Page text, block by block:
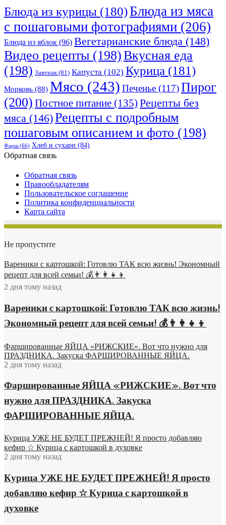
Блюда из курицы (180)Блюда из мяса
с пошаговыми фотографиями (206)
Блюда из яблок (96) Вегетарианские блюда (148)
Видео рецепты (198)Вкусная еда
(198) Завтрак(81) Капуста (102) Курица (181)
Морковь (88) Мясо (243) Печенье (117)Пирог
(200) Постное питание (135) Рецепты без
мяса (146)Рецепты с подробным
пошаговым описанием и фото (198)
Фарш(66) Хлеб и сухари (84)
Обратная связь
Обратная связь
Правообладателям
Пользовательское соглашение
Политика конфиденциальности
Карта сайта
Не пропустите
Вареники с картошкой: Готовлю ТАК всю жизнь! Экономный
рецепт для всей семьи! 💰👨👩👧👦
2 дня тому назад
Вареники с картошкой: Готовлю ТАК всю жизнь!
Экономный рецепт для всей семьи! 💰👨👩👧👦
Фаршированные ЯЙЦА «РИЖСКИЕ». Вот что нужно для
ПРАЗДНИКА. Закуска ФАРШИРОВАННЫЕ ЯЙЦА.
2 дня тому назад
Фаршированные ЯЙЦА «РИЖСКИЕ». Вот что
нужно для ПРАЗДНИКА. Закуска
ФАРШИРОВАННЫЕ ЯЙЦА.
Курица УЖЕ НЕ БУДЕТ ПРЕЖНЕЙ! Я просто добавляю
кефир ☆ Курица с картошкой в духовке
2 дня тому назад
Курица УЖЕ НЕ БУДЕТ ПРЕЖНЕЙ! Я просто
добавляю кефир ☆ Курица с картошкой в
духовке